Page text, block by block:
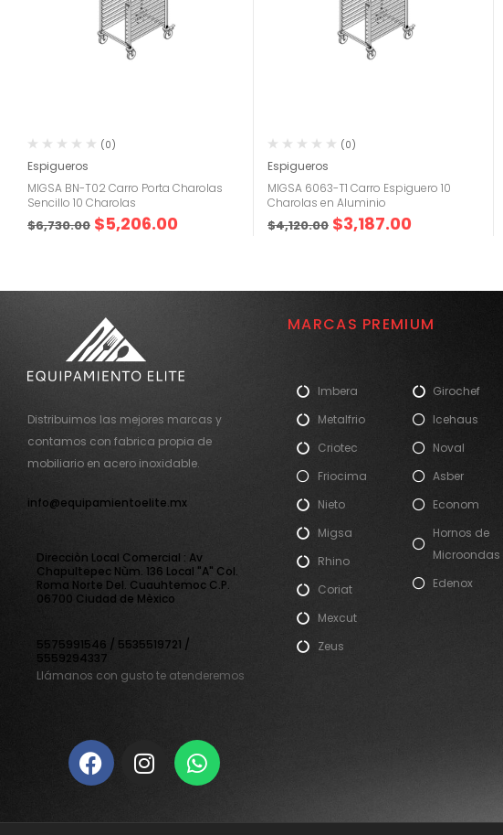
(0)
Espigueros
MIGSA BN-T02 Carro Porta Charolas
Sencillo 10 Charolas
$6,730.00 $5,206.00
(0)
Espigueros
MIGSA 6063-T1 Carro Espiguero 10
Charolas en Aluminio
$4,120.00 $3,187.00
Distribuimos las mejores marcas y
contamos con fabrica propia de
mobiliario en acero inoxidable.
info@equipamientoelite.mx
Direcciòn Local Comercial : Av
Chapultepec Nùm. 136 Local "A" Col.
Roma Norte Del. Cuauhtemoc C.P.
06700 Ciudad de Mèxico
5575991546 / 5535519721 /
5559294337
Llámanos con gusto te atenderemos
MARCAS PREMIUM
Imbera
Metalfrio
Criotec
Friocima
Nieto
Migsa
Rhino
Coriat
Mexcut
Zeus
Girochef
Icehaus
Noval
Asber
Econom
Hornos de
Microondas
Edenox